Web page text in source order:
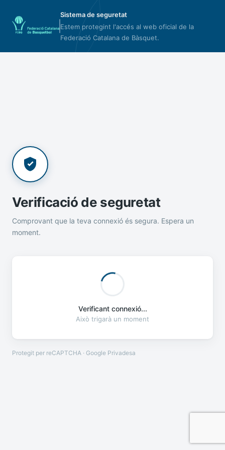
Sistema de seguretat
Estem protegint l'accés al web oficial de la
Federació Catalana de Bàsquet.
Verificació de seguretat
Comprovant que la teva connexió és segura. Espera un
moment.
Verificant connexió...
Això trigarà un moment
Protegit per reCAPTCHA · Google Privadesa